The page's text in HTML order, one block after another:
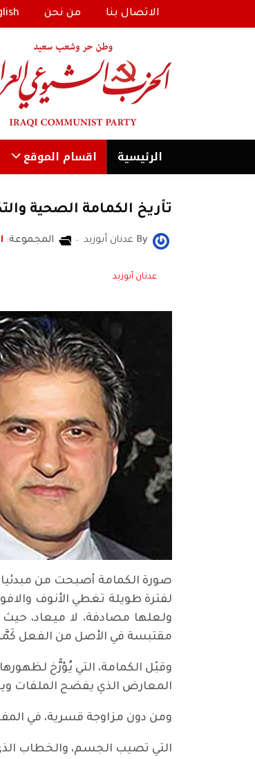
الاتصال بنا من نحن
الرئیسية اقسام الموقع
تأريخ الكمامة الصحية
By عدنان أبوزيد المجموعة:
عدنان أبوزيد
صورة الكمامة أصبحت من
لفترة طويلة تغطي الأنوف
مقتبسة في الأصل من الفعل كَمَّمَ،
المعارض الذي يفضح الملفات
ومن دون مزاوجة قسرية، في
التي تصيب الجسم، والخطاب